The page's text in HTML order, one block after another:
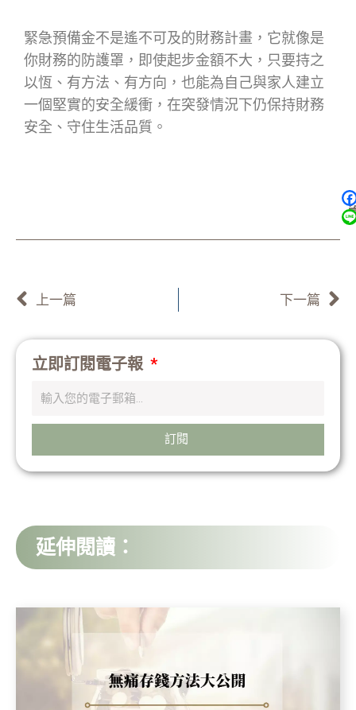
緊急預備金不是遙不可及的財務計畫，它就像是
你財務的防護罩，即使起步金額不大，只要持之
以恆、有方法、有方向，也能為自己與家人建立
一個堅實的安全緩衝，在突發情況下仍保持財務
安全、守住生活品質。
上一篇 下一篇
立即訂閱電子報
訂閱
延伸閱讀：